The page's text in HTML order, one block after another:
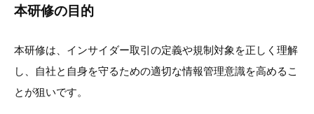
本研修の目的
本研修は、インサイダー取引の定義や規制対象を正しく理解
し、自社と自身を守るための適切な情報管理意識を高めるこ
とが狙いです。